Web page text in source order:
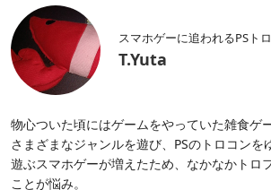
スマホゲーに追われるPSト
T.Yuta
物心ついた頃にはゲームをやっていた雑食ゲ
さまざまなジャンルを遊び、PSのトロコンを
遊ぶスマホゲーが増えたため、なかなかトロ
ことが悩み。